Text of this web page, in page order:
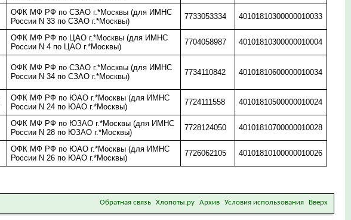
ОФК МФ РФ по СЗАО г.*Москвы (для ИМНС
России N 33 по СЗАО г.*Москвы)
7733053334 40101810300000010033
ОФК МФ РФ по ЦАО г.*Москвы (для ИМНС
России N 4 по ЦАО г.*Москвы)
7704058987 40101810300000010004
ОФК МФ РФ по СЗАО г.*Москвы (для ИМНС
России N 34 по СЗАО г.*Москвы)
7734110842 40101810600000010034
ОФК МФ РФ по ЮАО г.*Москвы (для ИМНС
России N 24 по ЮАО г.*Москвы)
7724111558 40101810500000010024
ОФК МФ РФ по ЮЗАО г.*Москвы (для ИМНС
России N 28 по ЮЗАО г.*Москвы)
7728124050 40101810700000010028
ОФК МФ РФ по ЮАО г.*Москвы (для ИМНС
России N 26 по ЮАО г.*Москвы)
7726062105 40101810100000010026
Обратная связь Хлопоты.ру Архив Условия использования Вверх